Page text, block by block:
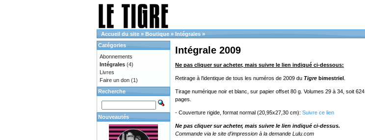
Accueil du site » Boutique » Intégrales »
Intégrale 2009
Ne pas cliquer sur acheter, mais suivre le lien indiqué ci-dessous:
Retirage à l'identique de tous les numéros de 2009 du Tigre bimestriel
Tirage numérique noir et blanc, sur papier offset 80 g. Volumes 29 à 34, soit 624
pages.
- Couverture rigide, format normal (20,95x27,30 cm): Suivre ce lien
Ne pas cliquer sur acheter, mais suivre le lien indiqué ci-dessus.
Commande via le site d'impression à la demande Lulu.com
Catégories
Abonnements
Intégrales (4)
Livres
Faire un don (1)
Recherche
Nouveautés